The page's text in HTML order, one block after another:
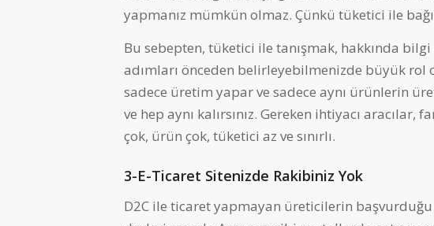
yapmanız mümkün olmaz. Çünkü tüketici ile
Bu sebepten, tüketici ile tanışmak, hakkında bilgi
adımları önceden belirleyebilmenizde büyük rol
sadece üretim yapar ve sadece aynı ürünlerin
ve hep aynı kalırsınız. Gereken ihtiyacı
çok, ürün çok, tüketici az ve sınırlı.
3-E-Ticaret Sitenizde Rakibiniz Yok
D2C ile ticaret yapmayan üreticilerin